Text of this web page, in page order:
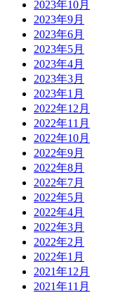
2023年10月
2023年9月
2023年6月
2023年5月
2023年4月
2023年3月
2023年1月
2022年12月
2022年11月
2022年10月
2022年9月
2022年8月
2022年7月
2022年5月
2022年4月
2022年3月
2022年2月
2022年1月
2021年12月
2021年11月